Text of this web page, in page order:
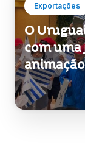
Exportações
O
com uma
animação